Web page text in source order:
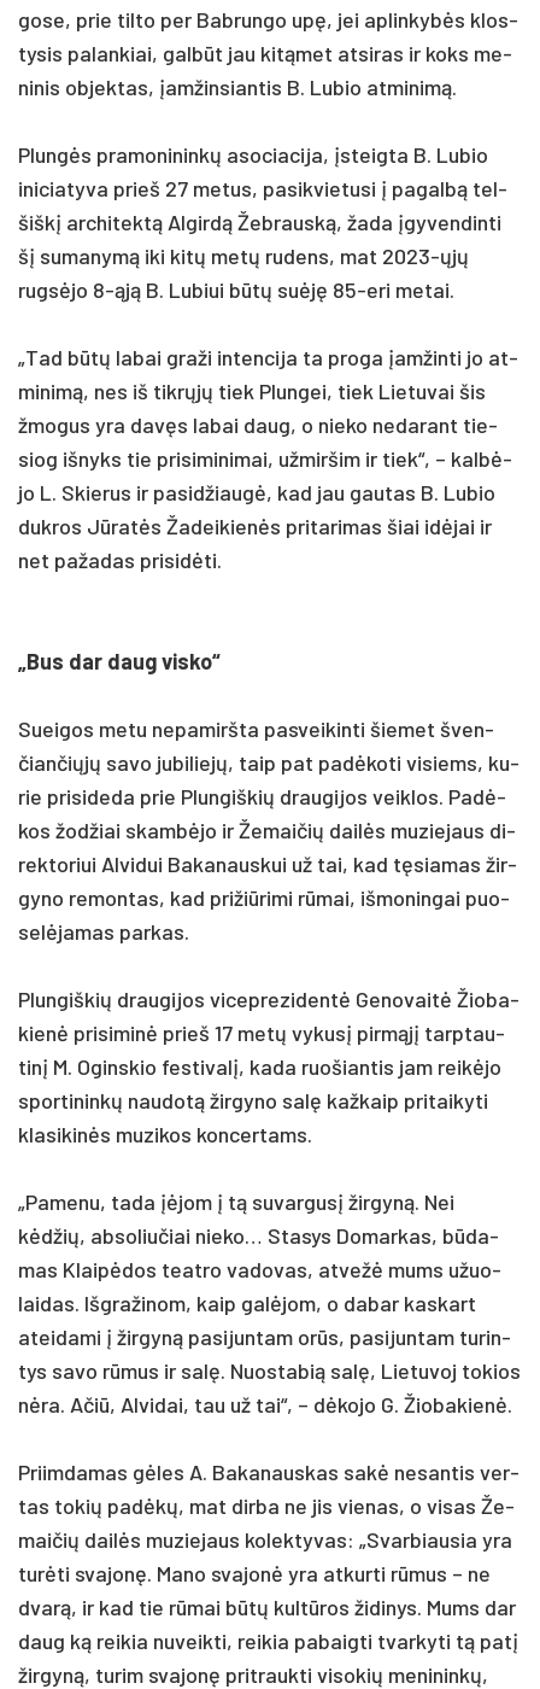
go­se, prie til­to per Bab­run­go upę, jei ap­lin­kybės klos­
ty­sis pa­lan­kiai, galbūt jau kitą­met at­si­ras ir koks me­
ni­nis ob­jek­tas, įam­žin­sian­tis B. Lu­bio at­mi­nimą.
Plungės pra­mo­ni­ninkų aso­cia­ci­ja, įsteig­ta B. Lu­bio
ini­cia­ty­va prie­š 27 me­tus, pa­si­kvie­tu­si į pa­galbą tel­
šiškį ar­chi­tektą Al­girdą Žeb­rauską, ža­da įgy­ven­din­ti
šį su­ma­nymą iki kitų metų ru­dens, mat 2023-ųjų
rugsė­jo 8-ąją B. Lu­biui būtų su­ėję 85-eri me­tai.
„Tad būtų la­bai gra­ži in­ten­ci­ja ta pro­ga įam­žin­ti jo at­
mi­nimą, nes iš tikrųjų tiek Plun­gei, tiek Lie­tu­vai šis
žmo­gus yra davęs la­bai daug, o nie­ko ne­da­rant tie­
siog iš­nyks tie pri­si­mi­ni­mai, už­mir­šim ir tiek“, – kalbė­
jo L. Skie­rus ir pa­si­džiaugė, kad jau gau­tas B. Lu­bio
duk­ros Jūratės Ža­dei­kienės pri­ta­ri­mas šiai idė­jai ir
net pa­ža­das pri­si­dėti.
„Bus dar daug vis­ko“
Suei­gos me­tu ne­pa­mirš­ta pa­svei­kin­ti šie­met šven­
čian­čiųjų sa­vo ju­bi­liejų, taip pat pa­dėko­ti vi­siems, ku­
rie pri­si­de­da prie Plun­giš­kių drau­gi­jos veik­los. Padė­
kos žod­žiai skambė­jo ir Že­mai­čių dailės mu­zie­jaus di­
rek­to­riui Al­vi­dui Ba­ka­naus­kui už tai, kad tęsia­mas žir­
gy­no re­mon­tas, kad pri­žiū­ri­mi rūmai, iš­mo­nin­gai puo­
selė­ja­mas par­kas.
Plun­giš­kių drau­gi­jos vi­cep­re­zi­dentė Ge­no­vaitė Žio­ba­
kienė pri­si­minė prie­š 17 metų vy­kusį pirmąjį tarp­tau­
tinį M. Ogins­kio fes­ti­valį, ka­da ruo­šian­tis jam reikė­jo
spor­ti­nin­kų nau­dotą žir­gy­no salę kaž­kaip pri­tai­ky­ti
kla­si­kinės mu­zi­kos kon­cer­tams.
„Pa­me­nu, ta­da įėjom į tą su­var­gusį žir­gyną. Nei
kėdžių, ab­so­liu­čiai nie­ko… Sta­sys Do­mar­kas, būda­
mas Klaipė­dos teat­ro va­do­vas, at­vežė mums užuo­
lai­das. Išg­ra­ži­nom, kaip galė­jom, o da­bar kas­kart
atei­da­mi į žir­gyną pa­si­jun­tam orūs, pa­si­jun­tam tu­rin­
tys sa­vo rūmus ir salę. Nuos­ta­bią salę, Lie­tu­voj to­kios
nėra. Ačiū, Al­vi­dai, tau už tai“, – dėko­jo G. Žio­ba­kienė.
Priim­da­mas gėles A. Ba­ka­naus­kas sakė ne­san­tis ver­
tas to­kių pa­dėkų, mat dir­ba ne jis vie­nas, o vi­sas Že­
mai­čių dailės mu­zie­jaus ko­lek­ty­vas: „Svar­biau­sia yra
turė­ti sva­jonę. Ma­no sva­jonė yra at­kur­ti rūmus – ne
dvarą, ir kad tie rūmai būtų kultū­ros ži­di­nys. Mums dar
daug ką rei­kia nu­veik­ti, rei­kia pa­baig­ti tvar­ky­ti tą pa­tį
žir­gyną, tu­rim sva­jonę pri­trauk­ti vi­so­kių me­ni­ninkų,